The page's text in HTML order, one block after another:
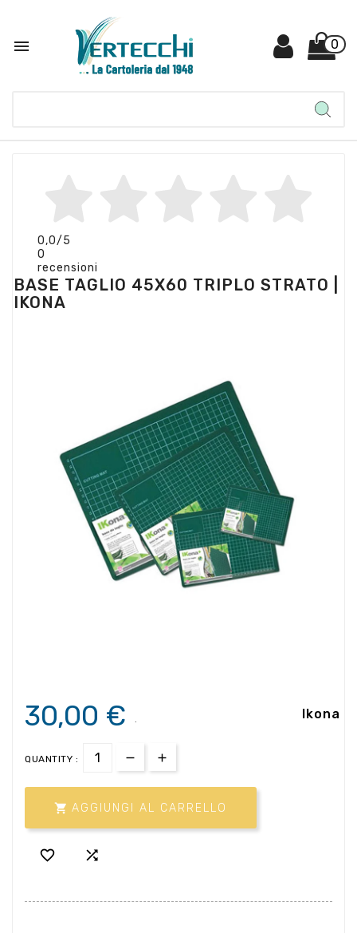
 0
0,0/5
0
recensioni
BASE TAGLIO 45X60 TRIPLO STRATO |
IKONA
Ikona
30,00 € .
QUANTITY :
 AGGIUNGI AL CARRELLO
 